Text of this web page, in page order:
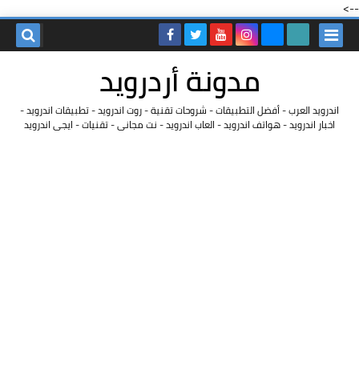
-->
مدونة أردرويد
اندرويد العرب - أفضل التطبيقات - شروحات تقنية - روت اندرويد - تطبيقات اندرويد -
اخبار اندرويد - هواتف اندرويد - العاب اندرويد - نت مجانى - تقنيات - ايجى اندرويد